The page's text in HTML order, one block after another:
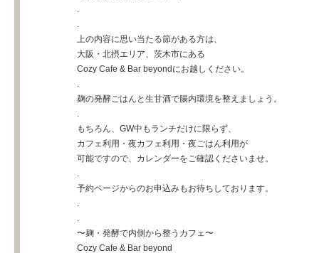
.
.
上の内容に思い当たる節がある方は、
大阪・北摂エリア、茨木市にある
Cozy Cafe & Bar beyondにお越しください。
.
麹の発酵ごはんと生甘酒で腸内環境を整えましょう。
.
もちろん、GW中もランチだけに限らず、
カフェ利用・夜カフェ利用・夜ごはん利用が
可能ですので、カレンダーをご確認くださいませ。
.
予約ページからのお申込みもお待ちしております。
.
.
〜麹・発酵で内側から整うカフェ〜
Cozy Cafe & Bar beyond